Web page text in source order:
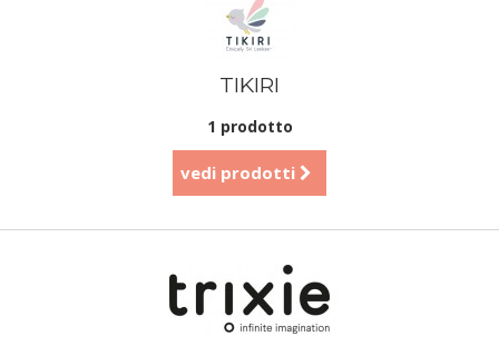
TIKIRI
1 prodotto
vedi prodotti